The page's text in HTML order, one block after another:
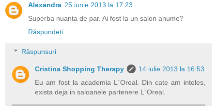
Alexandra 25 iunie 2013 la 17:23
Superba nuanta de par. Ai fost la un salon anume?
Răspundeți
Răspunsuri
Cristina Shopping Therapy
14 iulie 2013 la 16:53
Eu am fost la academia L`Oreal. Din cate am inteles,
exista deja in saloanele partenere L`Oreal.